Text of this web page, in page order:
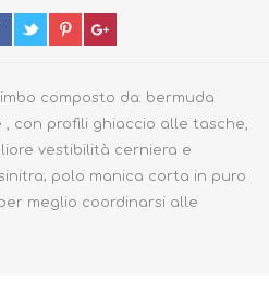
composto da: bermuda
con profili ghiaccio alle tasche,
vestibilità cerniera e
polo manica corta in puro
meglio coordinarsi alle